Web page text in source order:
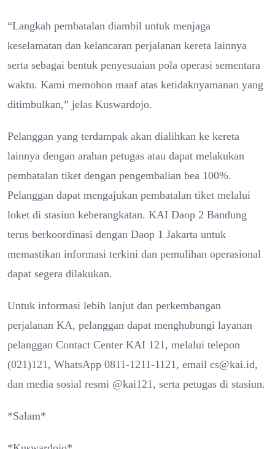
“Langkah pembatalan diambil untuk menjaga
keselamatan dan kelancaran perjalanan kereta lainnya
serta sebagai bentuk penyesuaian pola operasi sementara
waktu. Kami memohon maaf atas ketidaknyamanan yang
ditimbulkan,” jelas Kuswardojo.
Pelanggan yang terdampak akan dialihkan ke kereta
lainnya dengan arahan petugas atau dapat melakukan
pembatalan tiket dengan pengembalian bea 100%.
Pelanggan dapat mengajukan pembatalan tiket melalui
loket di stasiun keberangkatan. KAI Daop 2 Bandung
terus berkoordinasi dengan Daop 1 Jakarta untuk
memastikan informasi terkini dan pemulihan operasional
dapat segera dilakukan.
Untuk informasi lebih lanjut dan perkembangan
perjalanan KA, pelanggan dapat menghubungi layanan
pelanggan Contact Center KAI 121, melalui telepon
(021)121, WhatsApp 0811-1211-1121, email cs@kai.id,
dan media sosial resmi @kai121, serta petugas di stasiun.
*Salam*